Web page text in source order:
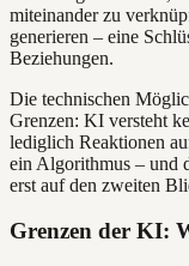
miteinander zu
generieren – eine
Beziehungen.
Die technischen
Grenzen: KI versteht
lediglich Reaktionen
ein Algorithmus – und
erst auf den zweiten
Grenzen der KI: